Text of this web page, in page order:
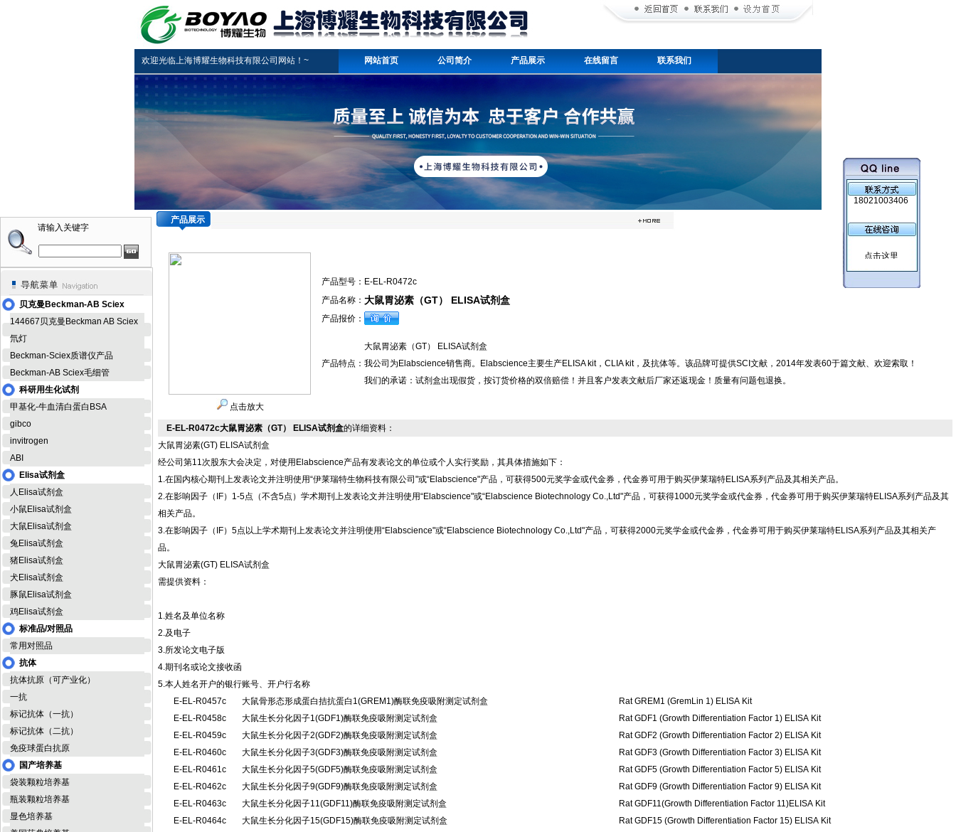
欢迎光临上海博耀生物科技有限公司网站！~ 网站首页 公司简介 产品展示 在线留言 联系我们
18021003406
请输入关键字
贝克曼Beckman-AB Sciex
144667贝克曼Beckman AB Sciex
氘灯
Beckman-Sciex质谱仪产品
Beckman-AB Sciex毛细管
科研用生化试剂
甲基化-牛血清白蛋白BSA
gibco
invitrogen
ABI
Elisa试剂盒
人Elisa试剂盒
小鼠Elisa试剂盒
大鼠Elisa试剂盒
兔Elisa试剂盒
猪Elisa试剂盒
犬Elisa试剂盒
豚鼠Elisa试剂盒
鸡Elisa试剂盒
标准品/对照品
常用对照品
抗体
抗体抗原（可产业化）
一抗
标记抗体（一抗）
标记抗体（二抗）
免疫球蛋白抗原
国产培养基
袋装颗粒培养基
瓶装颗粒培养基
显色培养基
产品展示
点击放大
产品型号： E-EL-R0472c
产品名称： 大鼠胃泌素（GT） ELISA试剂盒
产品报价：
产品特点：
大鼠胃泌素（GT） ELISA试剂盒
我公司为Elabscience销售商。Elabscience主要生产ELISA kit，CLIA kit，及抗体等。该品牌可提供SCI文献，2014年发表60于篇文献、欢迎索取！
我们的承诺：试剂盒出现假货，按订货价格的双倍赔偿！并且客户发表文献后厂家还返现金！质量有问题包退换。
E-EL-R0472c大鼠胃泌素（GT） ELISA试剂盒的详细资料：
大鼠胃泌素(GT) ELISA试剂盒
经公司第11次股东大会决定，对使用Elabscience产品有发表论文的单位或个人实行奖励，其具体措施如下：
1.在国内核心期刊上发表论文并注明使用“伊莱瑞特生物科技有限公司"或“Elabscience"产品，可获得500元奖学金或代金券，代金券可用于购买伊莱瑞特ELISA系列产品及其相关产品。
2.在影响因子（IF）1-5点（不含5点）学术期刊上发表论文并注明使用“Elabscience"或“Elabscience Biotechnology Co.,Ltd"产品，可获得1000元奖学金或代金券，代金券可用于购买伊莱瑞特ELISA系列产品及其
相关产品。
3.在影响因子（IF）5点以上学术期刊上发表论文并注明使用“Elabscience"或“Elabscience Biotechnology Co.,Ltd"产品，可获得2000元奖学金或代金券，代金券可用于购买伊莱瑞特ELISA系列产品及其相关产
品。
大鼠胃泌素(GT) ELISA试剂盒
需提供资料：
1.姓名及单位名称
2.及电子
3.所发论文电子版
4.期刊名或论文接收函
5.本人姓名开户的银行账号、开户行名称
E-EL-R0457c
大鼠骨形态形成蛋白拮抗蛋白1(GREM1)酶联免疫吸附测定试剂盒
Rat GREM1 (GremLin 1) ELISA Kit
E-EL-R0458c
大鼠生长分化因子1(GDF1)酶联免疫吸附测定试剂盒
Rat GDF1 (Growth Differentiation Factor 1) ELISA Kit
E-EL-R0459c
大鼠生长分化因子2(GDF2)酶联免疫吸附测定试剂盒
Rat GDF2 (Growth Differentiation Factor 2) ELISA Kit
E-EL-R0460c
大鼠生长分化因子3(GDF3)酶联免疫吸附测定试剂盒
Rat GDF3 (Growth Differentiation Factor 3) ELISA Kit
E-EL-R0461c
大鼠生长分化因子5(GDF5)酶联免疫吸附测定试剂盒
Rat GDF5 (Growth Differentiation Factor 5) ELISA Kit
E-EL-R0462c
大鼠生长分化因子9(GDF9)酶联免疫吸附测定试剂盒
Rat GDF9 (Growth Differentiation Factor 9) ELISA Kit
E-EL-R0463c
大鼠生长分化因子11(GDF11)酶联免疫吸附测定试剂盒
Rat GDF11(Growth Differentiation Factor 11)ELISA Kit
E-EL-R0464c
大鼠生长分化因子15(GDF15)酶联免疫吸附测定试剂盒
Rat GDF15 (Growth Differentiation Factor 15) ELISA Kit